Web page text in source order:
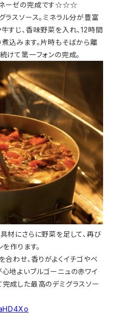
ネーゼの完成です☆☆☆
ラスソース。ミネラル分が豊富
すじ、香味野菜を入れ、12時間
込みます。片時もそばから離
けて第一フォンの完成。
材にさらに野菜を足して、再び
作ります。
合わせ、香りがよくイチゴやベ
地よいブルゴーニュの赤ワイ
成した最高のデミグラスソー